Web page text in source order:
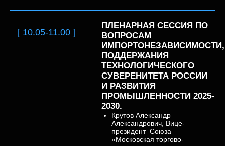
[ 10.05-11.00 ]
ПЛЕНАРНАЯ СЕССИЯ ПО
ВОПРОСАМ
ИМПОРТОНЕЗАВИСИМОСТИ,
ПОДДЕРЖАНИЯ
ТЕХНОЛОГИЧЕСКОГО
СУВЕРЕНИТЕТА РОССИИ
И РАЗВИТИЯ
ПРОМЫШЛЕННОСТИ 2025-
2030.
Крутов Александр
Александрович, Вице-
президент Союза
«Московская торгово-